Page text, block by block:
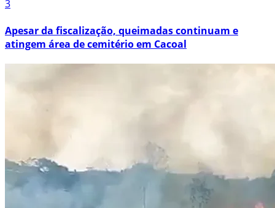
3
Apesar da fiscalização, queimadas continuam e
atingem área de cemitério em Cacoal